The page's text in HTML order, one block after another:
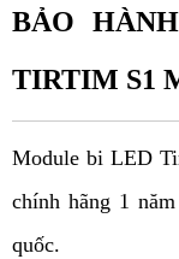
BẢO
TIRTIM S1
Module bi LED
chính hãng 1
quốc.